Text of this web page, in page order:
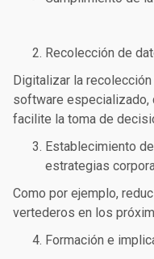
Recolección de
Digitalizar la
software especializado,
facilite la toma de
Establecimiento
estrategias
Como por ejemplo,
vertederos en los
Formación e